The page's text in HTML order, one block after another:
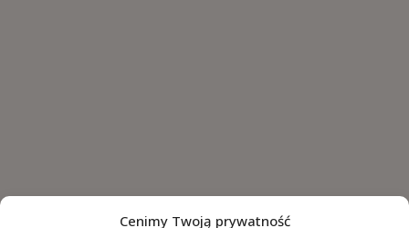
Cenimy Twoją prywatność